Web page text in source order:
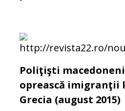
Poliţişti
oprească imigranţii
Grecia (august 2015)